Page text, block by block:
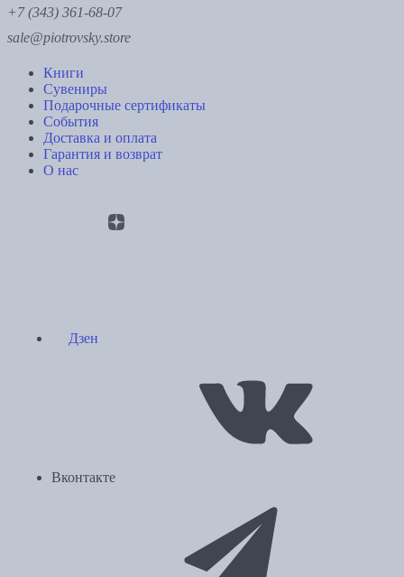
+7 (343) 361-68-07
sale@piotrovsky.store
Книги
Сувениры
Подарочные сертификаты
События
Доставка и оплата
Гарантия и возврат
О нас
Дзен
Вконтакте